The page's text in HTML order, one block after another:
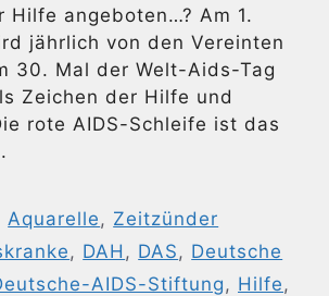
Hilfe angeboten…? Am 1.
jährlich von den Vereinten
30. Mal der Welt-Aids-Tag
Zeichen der Hilfe und
rote AIDS-Schleife ist das
Aquarelle , Zeitzünder
, DAH , DAS , Deutsche
AIDS-Stiftung , Hilfe ,